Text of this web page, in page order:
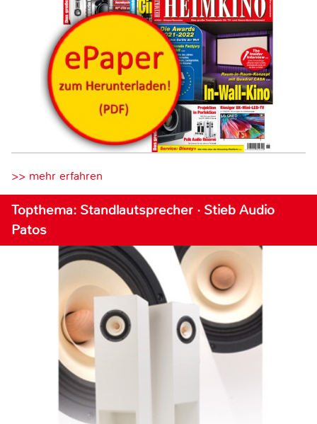
>> mehr erfahren
Topthema: Standlautsprecher · Stieb Audio
Patos